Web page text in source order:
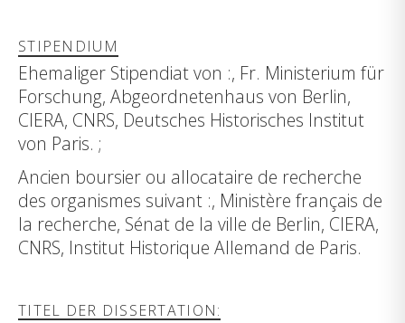
STIPENDIUM
Ehemaliger Stipendiat von :, Fr. Ministerium für
Forschung, Abgeordnetenhaus von Berlin,
CIERA, CNRS, Deutsches Historisches Institut
von Paris. ;
Ancien boursier ou allocataire de recherche
des organismes suivant :, Ministère français de
la recherche, Sénat de la ville de Berlin, CIERA,
CNRS, Institut Historique Allemand de Paris.
TITEL DER DISSERTATION: